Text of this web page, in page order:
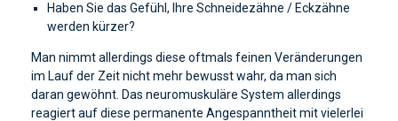
Haben Sie das Gefühl, Ihre Schneidezähne / Eckzähne
werden kürzer?
Man nimmt allerdings diese oftmals feinen Veränderungen
im Lauf der Zeit nicht mehr bewusst wahr, da man sich
daran gewöhnt. Das neuromuskuläre System allerdings
reagiert auf diese permanente Angespanntheit mit vielerlei